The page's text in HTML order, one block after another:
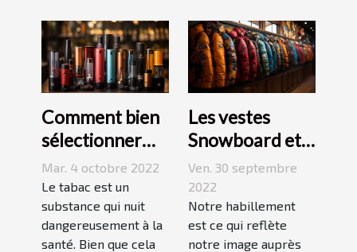
Comment bien
sélectionner
une cigarette
électronique ?
Mar. 4 octobre 2022
Le tabac est un
substance qui nuit
dangereusement à la
santé. Bien que cela
Les vestes
Snowboard et
Ski
Ven. 30 septembre
2022
Notre habillement
est ce qui reflète
notre image auprès